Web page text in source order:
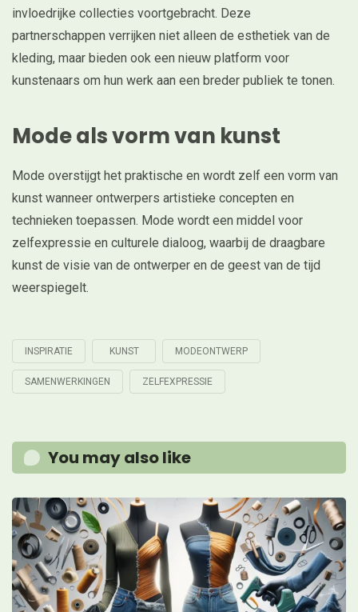
invloedrijke collecties voortgebracht. Deze
partnerschappen verrijken niet alleen de esthetiek van de
kleding, maar bieden ook een nieuw platform voor
kunstenaars om hun werk aan een breder publiek te tonen.
Mode als vorm van kunst
Mode overstijgt het praktische en wordt zelf een vorm van
kunst wanneer ontwerpers artistieke concepten en
technieken toepassen. Mode wordt een middel voor
zelfexpressie en culturele dialoog, waarbij de draagbare
kunst de visie van de ontwerper en de geest van de tijd
weerspiegelt.
Tagged
with
INSPIRATIE KUNST MODEONTWERP
SAMENWERKINGEN ZELFEXPRESSIE
You may also like